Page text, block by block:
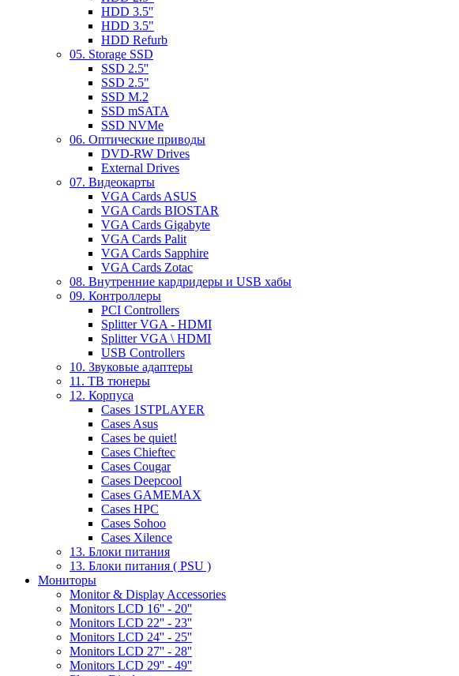
HDD 3.5''
HDD 3.5"
HDD Refurb
05. Storage SSD
SSD 2.5''
SSD 2.5"
SSD M.2
SSD mSATA
SSD NVMe
06. Оптические приводы
DVD-RW Drives
External Drives
07. Видеокарты
VGA Cards ASUS
VGA Cards BIOSTAR
VGA Cards Gigabyte
VGA Cards Palit
VGA Cards Sapphire
VGA Cards Zotac
08. Внутренние кардридеры и USB хабы
09. Контроллеры
PCI Controllers
Splitter VGA - HDMI
Splitter VGA \ HDMI
USB Controllers
10. Звуковые адаптеры
11. ТВ тюнеры
12. Корпуса
Cases 1STPLAYER
Cases Asus
Cases be quiet!
Cases Chieftec
Cases Cougar
Cases Deepcool
Cases GAMEMAX
Cases HPC
Cases Sohoo
Cases Xilence
13. Блоки питания
13. Блоки питания ( PSU )
Мониторы
Monitor & Display Accessories
Monitors LCD 16'' - 20''
Monitors LCD 22'' - 23''
Monitors LCD 24'' - 25''
Monitors LCD 27'' - 28''
Monitors LCD 29'' - 49''